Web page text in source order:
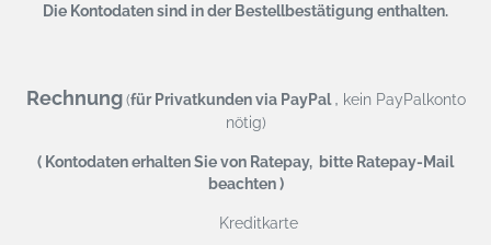
Die Kontodaten sind in der Bestellbestätigung enthalten.
Rechnung (für Privatkunden via PayPal, kein PayPalkonto
nötig)
( Kontodaten erhalten Sie von Ratepay, bitte Ratepay-Mail
beachten )
Kreditkarte